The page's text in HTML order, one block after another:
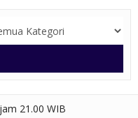
21.00 WIB